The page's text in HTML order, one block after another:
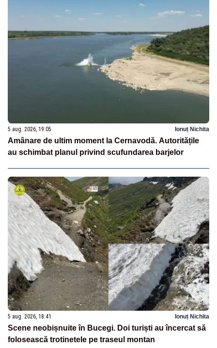
5 aug. 2026, 19:05 Ionuț Nichita
Amânare de ultim moment la Cernavodă. Autoritățile
au schimbat planul privind scufundarea barjelor
5 aug. 2026, 18:41 Ionuț Nichita
Scene neobișnuite în Bucegi. Doi turiști au încercat să
folosească trotinetele pe traseul montan